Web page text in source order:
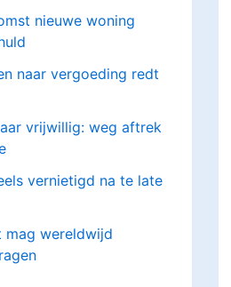
nieuwe woning
naar vergoeding redt
vrijwillig: weg aftrek
vernietigd na te late
mag wereldwijd